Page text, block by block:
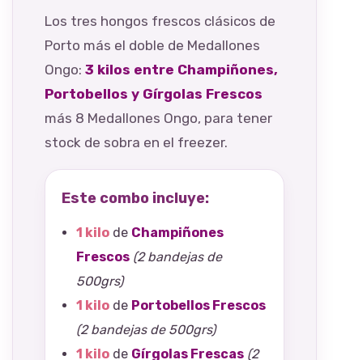
Los tres hongos frescos clásicos de
Porto más el doble de Medallones
Ongo: 3 kilos entre Champiñones,
Portobellos y Gírgolas Frescos
más 8 Medallones Ongo, para tener
stock de sobra en el freezer.
Este combo incluye:
1 kilo de Champiñones
Frescos (2 bandejas de
500grs)
1 kilo de Portobellos Frescos
(2 bandejas de 500grs)
1 kilo de Gírgolas Frescas (2